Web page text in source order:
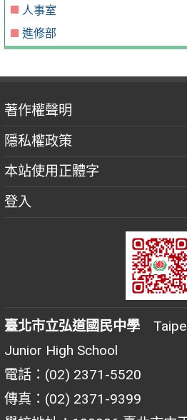
人事室
進修部
著作權聲明
隱私權政策
本站使用正體字
登入
臺北市立弘道國民中學
Junior High School
電話：(02) 2371-5520
傳真：(02) 2371-9399